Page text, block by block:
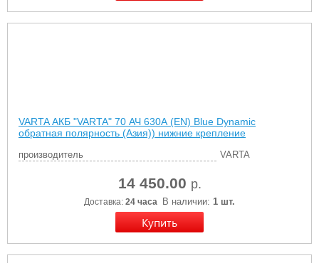
VARTA АКБ "VARTA" 70 АЧ 630А (EN) Blue Dynamic
обратная полярность (Азия)) нижние крепление
производитель VARTA
14 450.00 р.
Доставка: 24 часа В наличии: 1 шт.